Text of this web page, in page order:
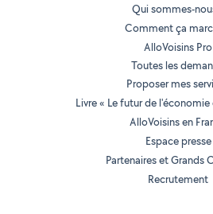
Qui sommes-
Comment ça
AlloVoisins Pro
Toutes les
Proposer mes
Livre « Le futur de
AlloVoisins en
Espace presse
Partenaires et Grands
Recrutement